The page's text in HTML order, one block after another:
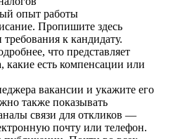
опыт работы
Пропишите здесь
требования к кандидату.
что представляет
какие есть компенсации или
вакансии и укажите его
также показывать
связи для откликов —
почту или телефон.